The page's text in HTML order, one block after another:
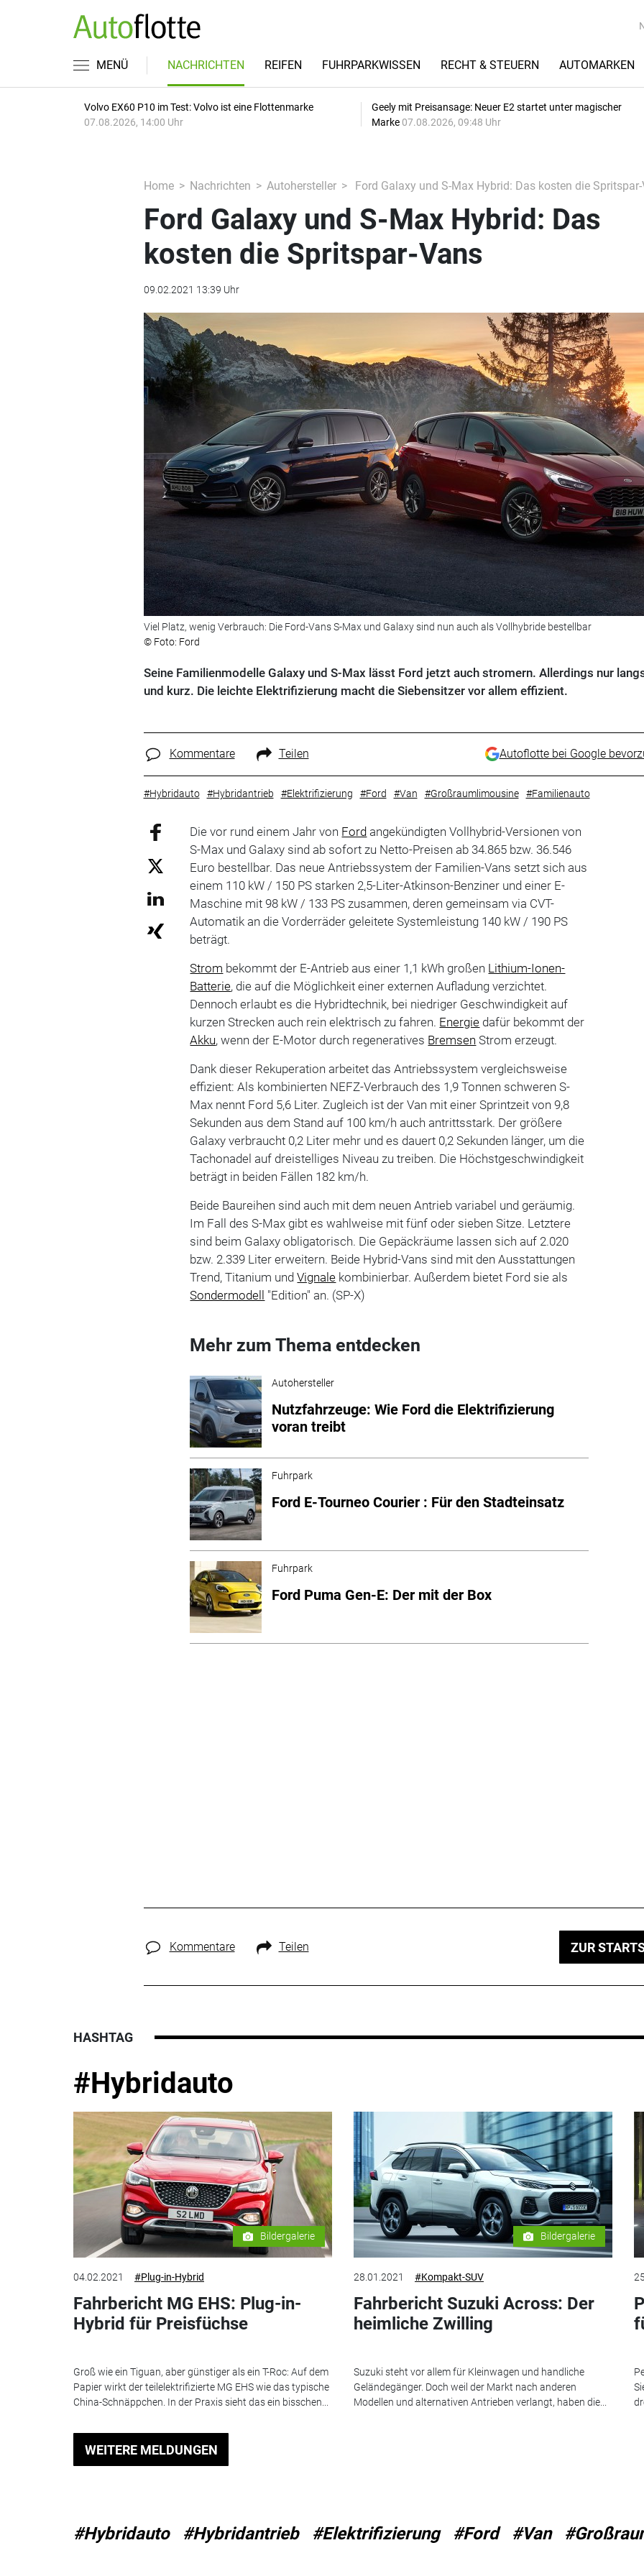
MENÜ NACHRICHTEN REIFEN FUHRPARKWISSEN RECHT & STEUERN AUTOMARKEN
Volvo EX60 P10 im Test: Volvo ist eine Flottenmarke
07.08.2026, 14:00 Uhr
Geely mit Preisansage: Neuer E2 startet unter magischer
Marke 07.08.2026, 09:48 Uhr
Home Nachrichten Autohersteller Ford Galaxy und S-Max Hybrid: Das kosten die
Ford Galaxy und S-Max Hybrid: Das
kosten die Spritspar-Vans
09.02.2021 13:39 Uhr
Viel Platz, wenig Verbrauch: Die Ford-Vans S-Max und Galaxy sind nun auch als Vollhybride bestellbar
© Foto: Ford
Seine Familienmodelle Galaxy und S-Max lässt Ford jetzt auch stromern. Allerdings nur
und kurz. Die leichte Elektrifizierung macht die Siebensitzer vor allem effizient.
Kommentare Teilen Autoflotte bei Google
#Hybridauto #Hybridantrieb #Elektrifizierung #Ford #Van #Großraumlimousine #Familienauto
Die vor rund einem Jahr von Ford angekündigten Vollhybrid-Versionen von
S-Max und Galaxy sind ab sofort zu Netto-Preisen ab 34.865 bzw. 36.546
Euro bestellbar. Das neue Antriebssystem der Familien-Vans setzt sich aus
einem 110 kW / 150 PS starken 2,5-Liter-Atkinson-Benziner und einer E-
Maschine mit 98 kW / 133 PS zusammen, deren gemeinsam via CVT-
Automatik an die Vorderräder geleitete Systemleistung 140 kW / 190 PS
beträgt.
Strom bekommt der E-Antrieb aus einer 1,1 kWh großen Lithium-Ionen-
Batterie, die auf die Möglichkeit einer externen Aufladung verzichtet.
Dennoch erlaubt es die Hybridtechnik, bei niedriger Geschwindigkeit auf
kurzen Strecken auch rein elektrisch zu fahren. Energie dafür bekommt der
Akku, wenn der E-Motor durch regeneratives Bremsen Strom erzeugt.
Dank dieser Rekuperation arbeitet das Antriebssystem vergleichsweise
effizient: Als kombinierten NEFZ-Verbrauch des 1,9 Tonnen schweren S-
Max nennt Ford 5,6 Liter. Zugleich ist der Van mit einer Sprintzeit von 9,8
Sekunden aus dem Stand auf 100 km/h auch antrittsstark. Der größere
Galaxy verbraucht 0,2 Liter mehr und es dauert 0,2 Sekunden länger, um die
Tachonadel auf dreistelliges Niveau zu treiben. Die Höchstgeschwindigkeit
beträgt in beiden Fällen 182 km/h.
Beide Baureihen sind auch mit dem neuen Antrieb variabel und geräumig.
Im Fall des S-Max gibt es wahlweise mit fünf oder sieben Sitze. Letztere
sind beim Galaxy obligatorisch. Die Gepäckräume lassen sich auf 2.020
bzw. 2.339 Liter erweitern. Beide Hybrid-Vans sind mit den Ausstattungen
Trend, Titanium undVignale kombinierbar. Außerdem bietet Ford sie als
Sondermodell "Edition" an. (SP-X)
Mehr zum Thema entdecken
Autohersteller
Nutzfahrzeuge: Wie Ford die Elektrifizierung
voran treibt
Fuhrpark
Ford E-Tourneo Courier : Für den Stadteinsatz
Fuhrpark
Ford Puma Gen-E: Der mit der Box
Kommentare Teilen ZUR
HASHTAG
#Hybridauto
Bildergalerie
04.02.2021 #Plug-in-Hybrid
Fahrbericht MG EHS: Plug-in-
Hybrid für Preisfüchse
Groß wie ein Tiguan, aber günstiger als ein T-Roc: Auf dem
Papier wirkt der teilelektrifizierte MG EHS wie das typische
China-Schnäppchen. In der Praxis sieht das ein bisschen...
Bildergalerie
28.01.2021 #Kompakt-SUV
Fahrbericht Suzuki Across: Der
heimliche Zwilling
Suzuki steht vor allem für Kleinwagen und handliche
Geländegänger. Doch weil der Markt nach anderen
Modellen und alternativen Antrieben verlangt, haben die...
WEITERE MELDUNGEN
#Hybridauto #Hybridantrieb #Elektrifizierung #Ford #Van